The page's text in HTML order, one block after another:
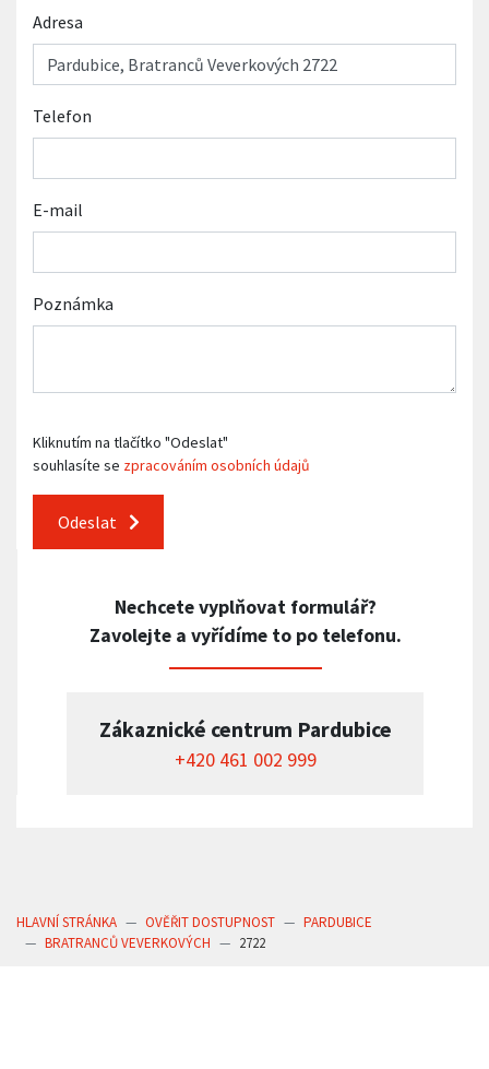
Adresa
Telefon
E-mail
Poznámka
Kliknutím na tlačítko "Odeslat"
souhlasíte se zpracováním osobních údajů
Odeslat
Nechcete vyplňovat formulář?
Zavolejte a vyřídíme to po telefonu.
Zákaznické centrum Pardubice
+420 461 002 999
HLAVNÍ STRÁNKA OVĚŘIT DOSTUPNOST
PARDUBICE
BRATRANCŮ VEVERKOVÝCH
2722